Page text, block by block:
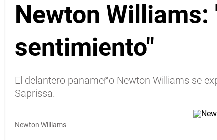
Newton Williams:
sentimiento"
El delantero panameño Newton Williams se
Saprissa.
Newton Williams